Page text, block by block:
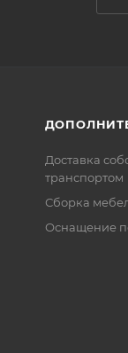
Доставка
транспортом
Сборка
Оснащение